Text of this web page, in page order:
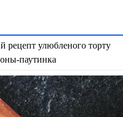
рецепт улюбленого торту
паутинка